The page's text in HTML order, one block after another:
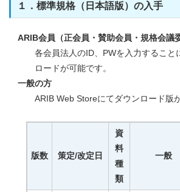
１．標準規格（日本語版）の入手
ARIB会員（正会員・賛助会員・規格会議
各会員法人のID、PWを入力すること
ロードが可能です。
一般の方
ARIB Web Storeにてダウンロード版
版数 策定/改定日
資
料
種
類
一般